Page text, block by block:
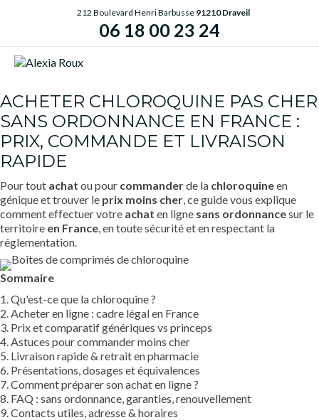
212 Boulevard Henri Barbusse 91210 Draveil
06 18 00 23 24
ACHETER CHLOROQUINE PAS CHER
SANS ORDONNANCE EN FRANCE :
PRIX, COMMANDE ET LIVRAISON
RAPIDE
Pour tout achat ou pour commanderde la chloroquineen
génique et trouver le prix moins cher, ce guide vous explique
comment effectuer votre achat en ligne sans ordonnancesur le
territoire en France, en toute sécurité et en respectant la
réglementation.
Sommaire
1. Qu'est-ce que la chloroquine ?
2. Acheter en ligne : cadre légal en France
3. Prix et comparatif génériques vs princeps
4. Astuces pour commander moins cher
5. Livraison rapide & retrait en pharmacie
6. Présentations, dosages et équivalences
7. Comment préparer son achat en ligne ?
8. FAQ : sans ordonnance, garanties, renouvellement
9. Contacts utiles, adresse & horaires